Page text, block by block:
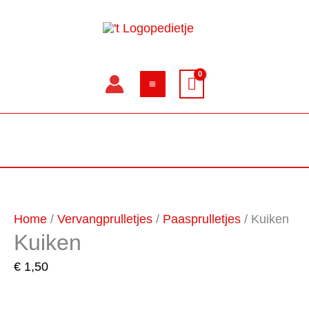
Home / Vervangprulletjes / Paasprulletjes / Kuiken
Kuiken
€ 1,50